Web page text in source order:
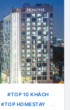
TOP 10 KHÁCH
TOP HOMESTAY